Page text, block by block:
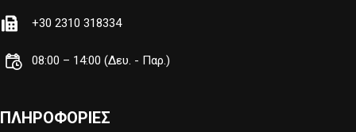
+30 2310 318334
08:00 – 14:00 (Δευ. - Παρ.)
ΠΛΗΡΟΦΟΡΙΕΣ